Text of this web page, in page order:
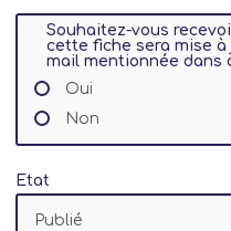
Souhaitez-vous
cette fiche sera mise à
mail mentionnée dans
Oui
Non
Etat